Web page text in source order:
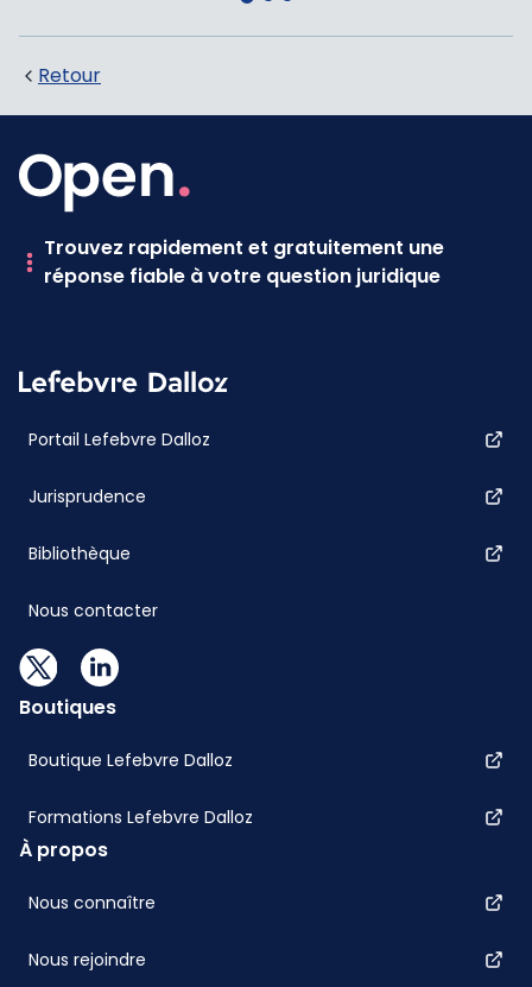
Retour
Trouvez rapidement et gratuitement une
réponse fiable à votre question juridique
Portail Lefebvre Dalloz
Jurisprudence
Bibliothèque
Nous contacter
Boutiques
Boutique Lefebvre Dalloz
Formations Lefebvre Dalloz
À propos
Nous connaître
Nous rejoindre